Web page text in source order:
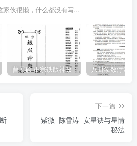
家伙很懒，什么都没有写...
曹展硕-正宗铁版神数
下一篇
紫微_陈雪涛_安星诀与星情
秘法